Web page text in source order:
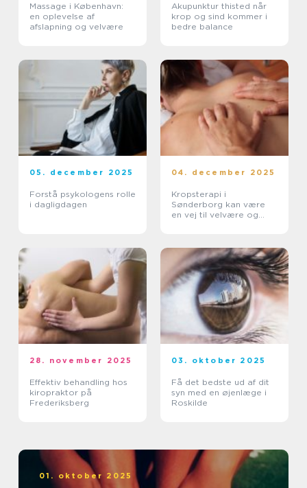
Massage i København:
en oplevelse af
afslapning og velvære
Akupunktur thisted når
krop og sind kommer i
bedre balance
05. december 2025
Forstå psykologens rolle
i dagligdagen
04. december 2025
Kropsterapi i
Sønderborg kan være
en vej til velvære og
28. november 2025
Effektiv behandling hos
kiropraktor på
Frederiksberg
03. oktober 2025
Få det bedste ud af dit
syn med en øjenlæge i
Roskilde
01. oktober 2025